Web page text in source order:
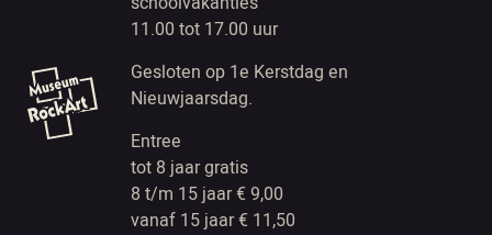
11.00 tot 17.00 uur
Gesloten op 1e Kerstdag en
Nieuwjaarsdag.
Entree
tot 8 jaar gratis
8 t/m 15 jaar € 9,00
vanaf 15 jaar € 11,50